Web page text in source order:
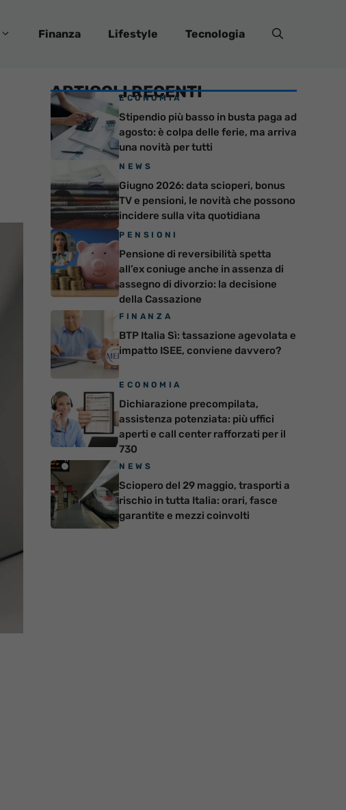
Finanza Lifestyle Tecnologia
ARTICOLI RECENTI
ECONOMIA
Stipendio più basso in busta paga ad
agosto: è colpa delle ferie, ma arriva
una novità per tutti
NEWS
Giugno 2026: data scioperi, bonus
TV e pensioni, le novità che possono
incidere sulla vita quotidiana
PENSIONI
Pensione di reversibilità spetta
all’ex coniuge anche in assenza di
assegno di divorzio: la decisione
della Cassazione
FINANZA
BTP Italia Sì: tassazione agevolata e
impatto ISEE, conviene davvero?
ECONOMIA
Dichiarazione precompilata,
assistenza potenziata: più uffici
aperti e call center rafforzati per il
730
NEWS
Sciopero del 29 maggio, trasporti a
rischio in tutta Italia: orari, fasce
garantite e mezzi coinvolti